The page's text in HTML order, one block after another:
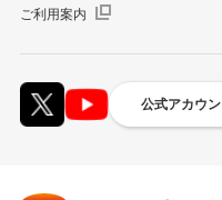
ご利用案内
公式アカウ